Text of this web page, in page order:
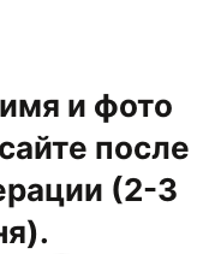
и фото
после
(2-3